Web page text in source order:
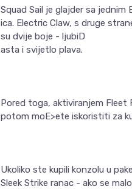
Squad Sail je glajder sa
ica. Electric Claw, s druge
su dvije boje - ljubiD
asta i svijetlo plava.
Pored toga, aktiviranjem Fleet
potom moE>ete iskoristiti za
Ukoliko ste kupili konzolu u
Sleek Strike ranac - ako se